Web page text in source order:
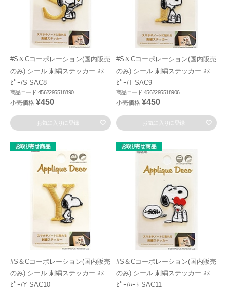
#S＆Cコーポレーション(国内販売
のみ) シール 刺繍ステッカー ｽﾇｰ
ﾋﾟｰ/S SAC8
商品コード:4562295518890
小売価格 ¥450
お気に入りに登録
#S＆Cコーポレーション(国内販売
のみ) シール 刺繍ステッカー ｽﾇｰ
ﾋﾟｰ/T SAC9
商品コード:4562295518906
小売価格 ¥450
お気に入りに登録
#S＆Cコーポレーション(国内販売
のみ) シール 刺繍ステッカー ｽﾇｰ
ﾋﾟｰ/Y SAC10
#S＆Cコーポレーション(国内販売
のみ) シール 刺繍ステッカー ｽﾇｰ
ﾋﾟｰ/ﾊｰﾄ SAC11